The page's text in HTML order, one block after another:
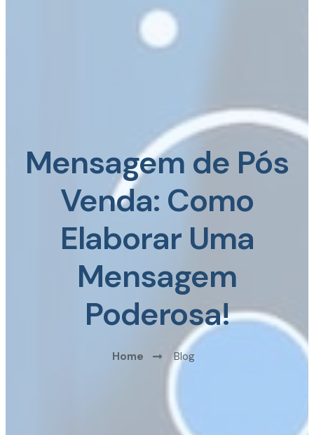
Mensagem de Pós
Venda: Como
Elaborar Uma
Mensagem
Poderosa!
Home Blog